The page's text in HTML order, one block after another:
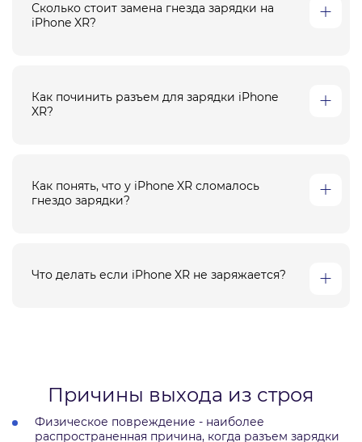
Сколько стоит замена гнезда зарядки на
iPhone XR?
Как починить разъем для зарядки iPhone
XR?
Как понять, что у iPhone XR сломалось
гнездо зарядки?
Что делать если iPhone XR не заряжается?
Причины выхода из строя
Физическое повреждение - наиболее
распространенная причина, когда разъем зарядки